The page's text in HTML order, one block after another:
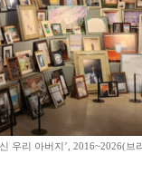
우리 아버지’, 2016~2026(브